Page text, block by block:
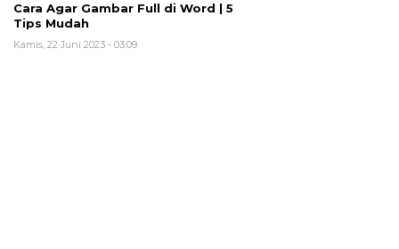
Cara Agar Gambar Full di Word | 5
Tips Mudah
Kamis, 22 Juni 2023 - 03:09